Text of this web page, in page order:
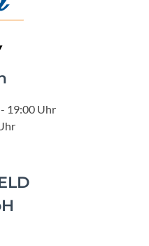
19:00 Uhr